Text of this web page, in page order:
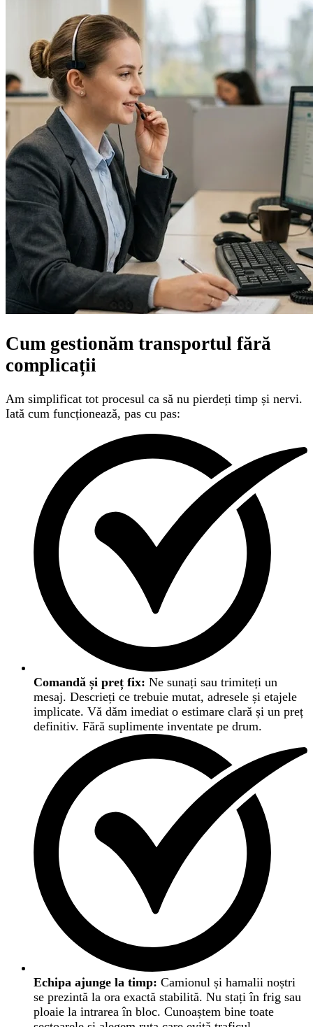
Cum gestionăm transportul fără
complicații
Am simplificat tot procesul ca să nu pierdeți timp și nervi.
Iată cum funcționează, pas cu pas:
Comandă și preț fix: Ne sunați sau trimiteți un
mesaj. Descrieți ce trebuie mutat, adresele și etajele
implicate. Vă dăm imediat o estimare clară și un preț
definitiv. Fără suplimente inventate pe drum.
Echipa ajunge la timp: Camionul și hamalii noștri
se prezintă la ora exactă stabilită. Nu stați în frig sau
ploaie la intrarea în bloc. Cunoaștem bine toate